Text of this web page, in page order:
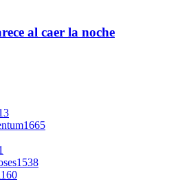
al caer la noche
1665
1538